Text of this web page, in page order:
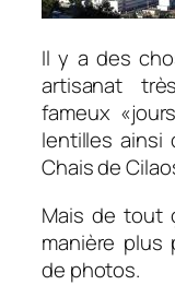
Il y a des
artisanat
fameux
lentilles ainsi
Chais de
Mais de tout
manière
de photos.